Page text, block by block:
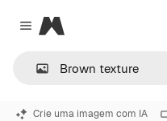
Close menu
Magnific
Crie uma imagem com IA